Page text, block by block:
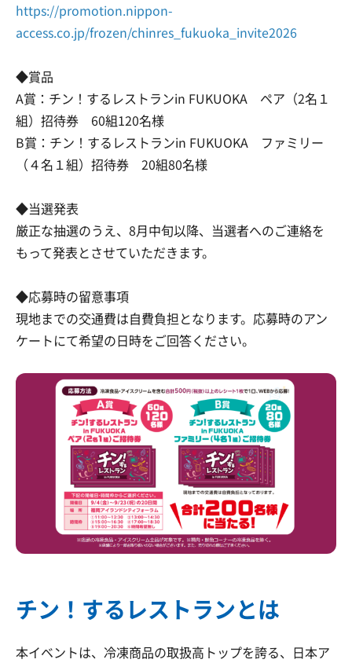
https://promotion.nippon-
access.co.jp/frozen/chinres_fukuoka_invite2026
◆賞品
A賞：チン！するレストランin FUKUOKA ペア（2名１
組）招待券 60組120名様
B賞：チン！するレストランin FUKUOKA ファミリー
（４名１組）招待券 20組80名様
◆当選発表
厳正な抽選のうえ、8月中旬以降、当選者へのご連絡を
もって発表とさせていただきます。
◆応募時の留意事項
現地までの交通費は自費負担となります。応募時のアン
ケートにて希望の日時をご回答ください。
チン！するレストランとは
本イベントは、冷凍商品の取扱高トップを誇る、日本ア